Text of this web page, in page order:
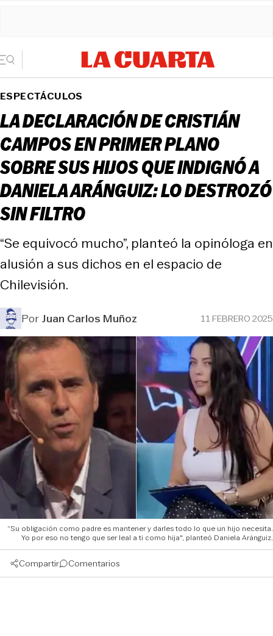
ESPECTÁCULOS
LA DECLARACIÓN DE CRISTIÁN
CAMPOS EN PRIMER PLANO
SOBRE SUS HIJOS QUE INDIGNÓ A
DANIELA ARÁNGUIZ: LO DESTROZÓ
SIN FILTRO
“Se equivocó mucho”, planteó la opinóloga en
alusión a sus dichos en el espacio de
Chilevisión.
PorJuan Carlos Muñoz 11 FEBRERO 2025
“Su obligación como padre es mantener y darles todo lo que un hijo necesita.
Yo por eso no tengo que ser leal a ti como hija", planteó Daniela Aránguiz.
Compartir Comentarios